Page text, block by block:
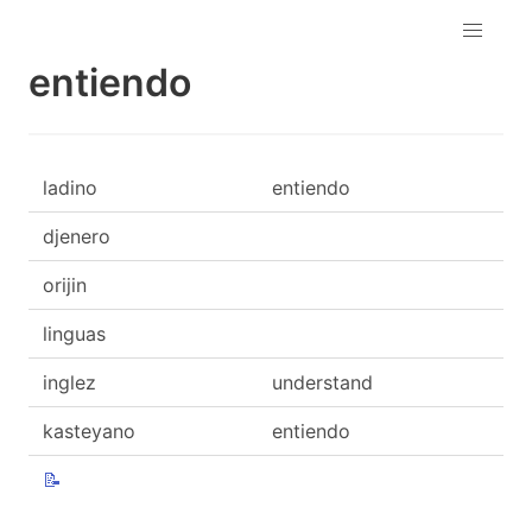
entiendo
ladino entiendo
djenero
orijin
linguas
inglez understand
kasteyano entiendo
📝